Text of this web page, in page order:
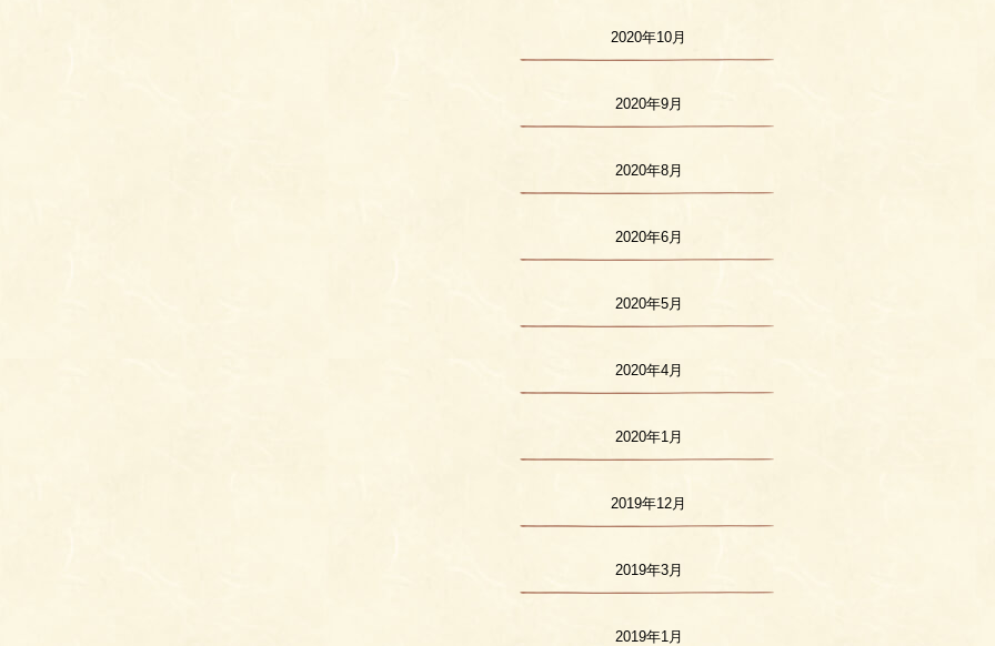
2020年10月
2020年9月
2020年8月
2020年6月
2020年5月
2020年4月
2020年1月
2019年12月
2019年3月
2019年1月